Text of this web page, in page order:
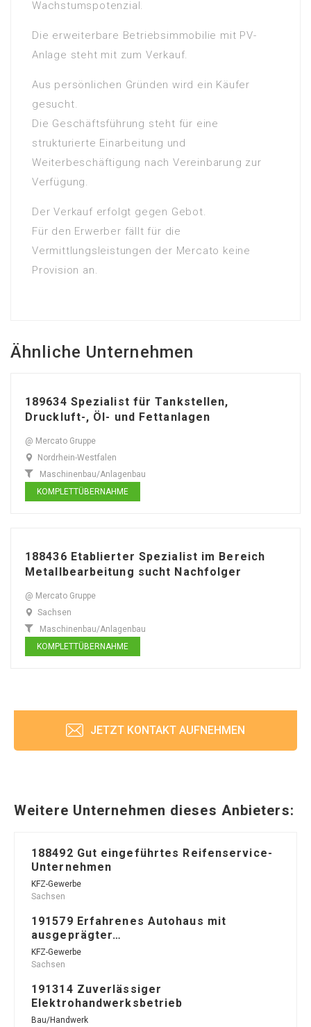
Wachstumspotenzial.
Die erweiterbare Betriebsimmobilie mit PV-
Anlage steht mit zum Verkauf.
Aus persönlichen Gründen wird ein Käufer
gesucht.
Die Geschäftsführung steht für eine
strukturierte Einarbeitung und
Weiterbeschäftigung nach Vereinbarung zur
Verfügung.
Der Verkauf erfolgt gegen Gebot.
Für den Erwerber fällt für die
Vermittlungsleistungen der Mercato keine
Provision an.
Ähnliche Unternehmen
189634 Spezialist für Tankstellen,
Druckluft-, Öl- und Fettanlagen
@ Mercato Gruppe
Nordrhein-Westfalen
Maschinenbau/Anlagenbau
KOMPLETTÜBERNAHME
188436 Etablierter Spezialist im Bereich
Metallbearbeitung sucht Nachfolger
@ Mercato Gruppe
Sachsen
Maschinenbau/Anlagenbau
KOMPLETTÜBERNAHME
JETZT KONTAKT AUFNEHMEN
Weitere Unternehmen dieses Anbieters:
188492 Gut eingeführtes Reifenservice-
Unternehmen
KFZ-Gewerbe
Sachsen
191579 Erfahrenes Autohaus mit
ausgeprägter…
KFZ-Gewerbe
Sachsen
191314 Zuverlässiger
Elektrohandwerksbetrieb
Bau/Handwerk